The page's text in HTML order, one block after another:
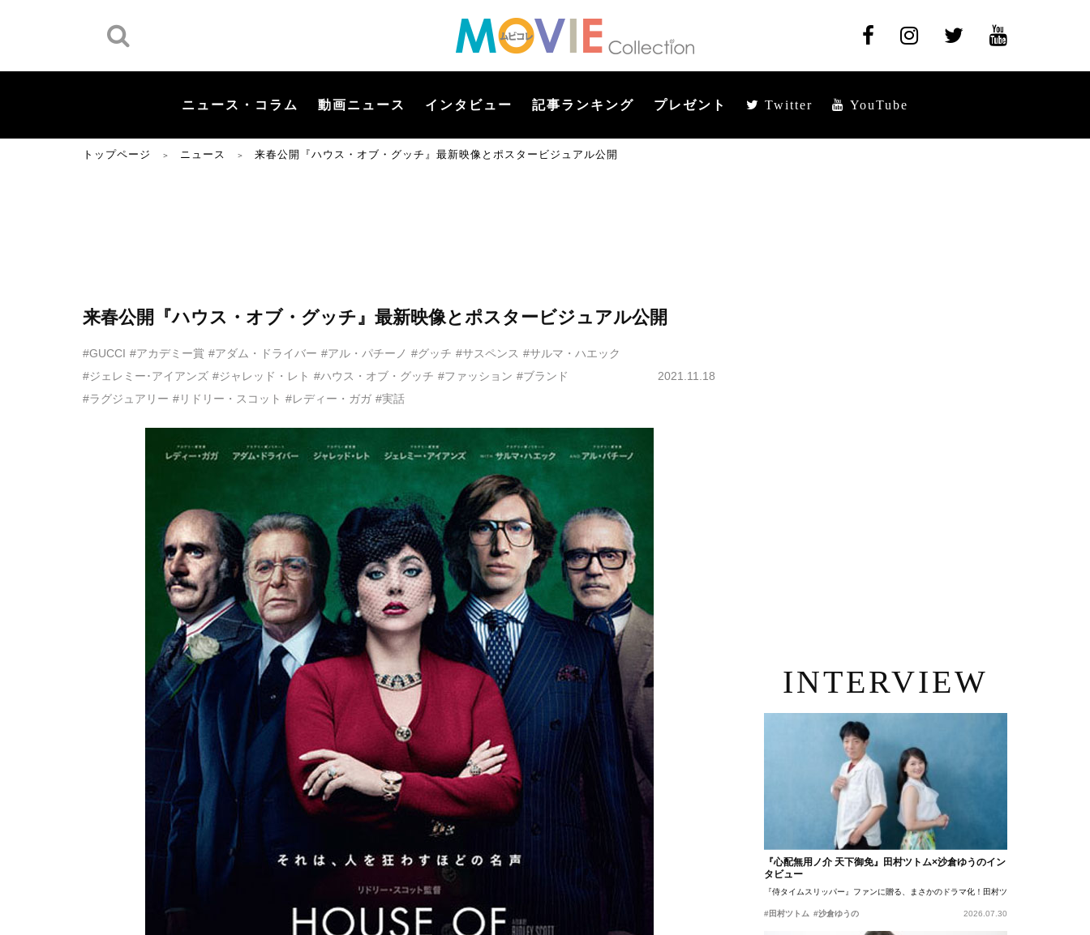
ニュース・コラム 動画ニュース インタビュー 記事ランキング プレゼント Twitter YouTube
トップページ ＞ ニュース ＞ 来春公開『ハウス・オブ・グッチ』最新映像とポスタービジュアル公開
来春公開『ハウス・オブ・グッチ』最新映像とポスタービジュアル公開
#GUCCI #アカデミー賞 #アダム・ドライバー #アル・パチーノ #グッチ #サスペンス #サルマ・ハエック
#ジェレミー･アイアンズ #ジャレッド・レト #ハウス・オブ・グッチ #ファッション #ブランド
#ラグジュアリー #リドリー・スコット #レディー・ガガ #実話
2021.11.18
INTERVIEW
『心配無用ノ介 天下御免』田村ツトム×沙倉ゆうのイン
タビュー
『侍タイムスリッパー』ファンに贈る、まさかのドラマ化！田村ツトム×沙倉ゆうのが語
#田村ツトム #沙倉ゆうの 2026.07.30